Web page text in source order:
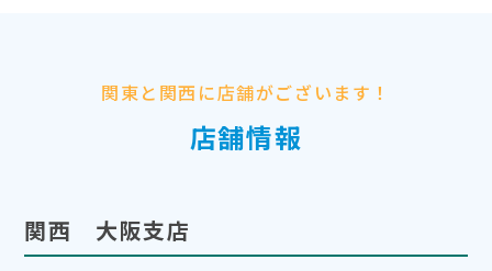
関東と関西に店舗がございます！
店舗情報
関西 大阪支店